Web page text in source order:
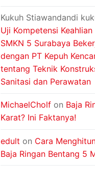
Kukuh Stiawandandi
Uji Kompetensi
SMKN 5 Surabaya
dengan PT Kepuh
tentang Teknik
Sanitasi dan Perawatan
MichaelCholf on Baja
Karat? Ini Faktanya!
edult on Cara
Baja Ringan Bentang 5